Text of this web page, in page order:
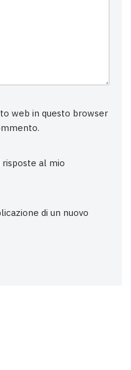
web in questo browser
risposte al mio
di un nuovo